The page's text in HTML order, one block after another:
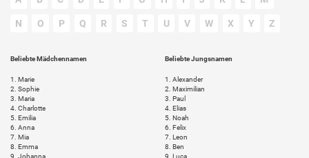
N O P Q R S T U V W X Y Z
Beliebte Mädchennamen
1.
Marie
2. Sophie
3. Maria
4. Charlotte
5. Emilia
6. Anna
7. Mia
8. Emma
9. Johanna
Beliebte Jungsnamen
1.
Alexander
2. Maximilian
3. Paul
4. Elias
5. Noah
6. Felix
7. Leon
8. Ben
9. Luca